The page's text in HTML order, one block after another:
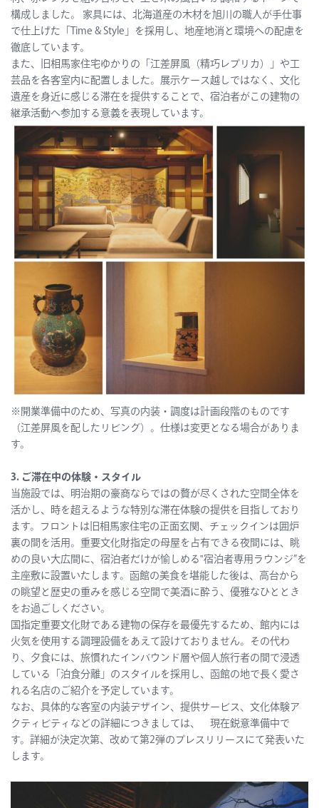
構成しました。 家具には、北海道産の木材を旭川の職人が手仕事
で仕上げた「Time & Style」を採用し、地産地消と環境への配慮を
徹底しています。
また、旧相馬家住宅ゆかりの「江差屏風（精巧レプリカ）」や工
芸品を各客室内に配置しました。展示ケース越しではなく、文化
遺産を身近に感じる滞在を提供することで、宿泊者がこの建物の
継承活動へ参加する意義を表現しています。
※開業準備中のため、写真の内装・調度は計画段階のものです
（江差屏風を配したリビング）。仕様は変更となる場合がありま
す。
3. ご滞在中の体験・スタイル
当施設では、明治期の豪商ならではの贅が尽くされた空間全体を
活かし、時を超えるような特別な滞在体験の提供を目指しており
ます。フロントは旧相馬家住宅の正面玄関、チェックインは囲炉
裏の間を活用。重要文化財指定の母屋を占有できる夜間には、眺
めの良い大広間に、宿泊者だけが愉しめる‟宿泊者専用ラウンジ”を
主座敷に設置いたします。函館の美食を堪能した後は、高台から
の眺望と歴史の重みを感じる空間で美酒に酔う、優雅なひととき
をお過ごしください。
国指定重要文化財である建物の保存を最優先するため、館内には
火気を使用する調理設備をあえて設けておりません。その代わ
り、夕食には、旅慣れたインバウンド層や個人旅行者の間で浸透
している「泊食分離」のスタイルを採用し、函館の地で長く愛さ
れる名店のご紹介を予定しています。
なお、具体的な客室の内装デザイン、提供サービス、文化体験ア
クティビティなどの詳細につきましては、 現在鋭意準備中で
す。詳細が決定次第、改めて第2弾のプレスリリースにて発表いた
します。